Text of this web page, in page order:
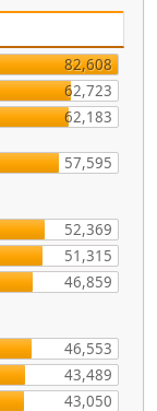
82,608
62,723
62,183
57,595
52,369
51,315
46,859
46,553
43,489
43,050